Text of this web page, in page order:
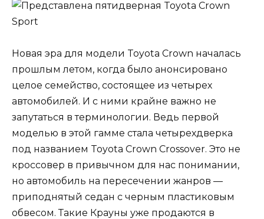
Новая эра для модели Toyota Crown началась
прошлым летом, когда было анонсировано
целое семейство, состоящее из четырех
автомобилей. И с ними крайне важно не
запутаться в терминологии. Ведь первой
моделью в этой гамме стала четырехдверка
под названием Toyota Crown Crossover. Это не
кроссовер в привычном для нас понимании,
но автомобиль на пересечении жанров —
приподнятый седан с черным пластиковым
обвесом. Такие Крауны уже продаются в